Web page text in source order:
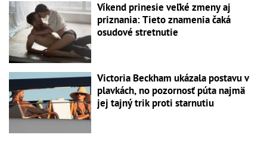
Víkend prinesie veľké zmeny aj
priznania: Tieto znamenia čaká
osudové stretnutie
Victoria Beckham ukázala postavu v
plavkách, no pozornosť púta najmä
jej tajný trik proti starnutiu